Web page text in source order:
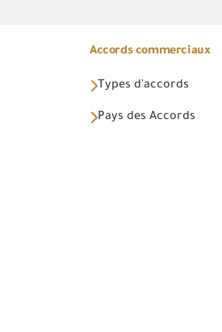
Accords commerciaux
Types d'accords
Pays des Accords